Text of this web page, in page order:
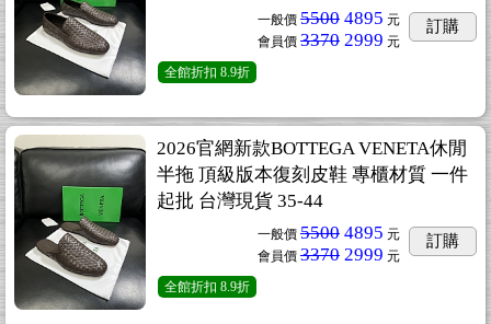
一般價 5500 4895 元
會員價 3370 2999 元
訂購
全館折扣 8.9折
2026官網新款BOTTEGA VENETA休閒
半拖 頂級版本復刻皮鞋 專櫃材質 一件
起批 台灣現貨 35-44
一般價 5500 4895 元
會員價 3370 2999 元
訂購
全館折扣 8.9折